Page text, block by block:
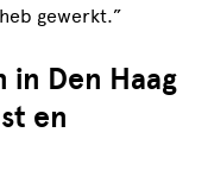
gewerkt.”
Den Haag
en